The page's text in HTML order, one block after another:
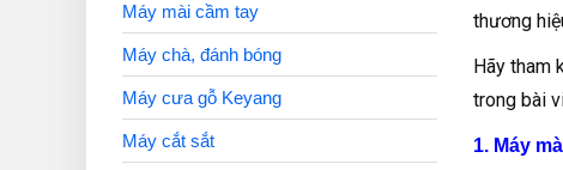
thương
Hãy tham
trong bài
1. Máy
Máy mài cầm tay
Máy chà, đánh bóng
Máy cưa gỗ Keyang
Máy cắt sắt